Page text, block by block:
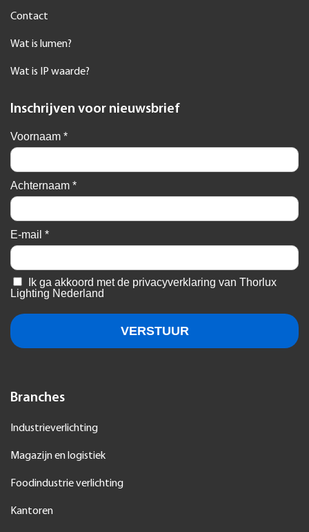
Contact
Wat is lumen?
Wat is IP waarde?
Inschrijven voor nieuwsbrief
Branches
Industrieverlichting
Magazijn en logistiek
Foodindustrie verlichting
Kantoren